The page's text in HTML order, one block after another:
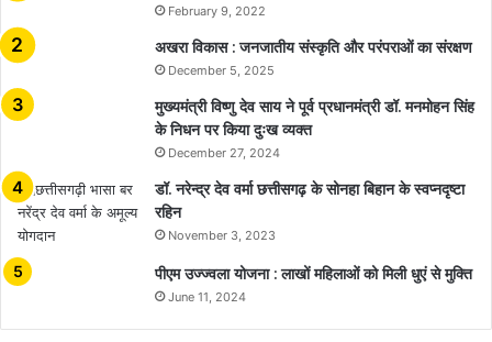
February 9, 2022
अखरा विकास : जनजातीय संस्कृति और परंपराओं का संरक्षण
December 5, 2025
मुख्यमंत्री विष्णु देव साय ने पूर्व प्रधानमंत्री डॉ. मनमोहन सिंह
के निधन पर किया दुःख व्यक्त
December 27, 2024
डॉ. नरेन्द्र देव वर्मा छत्तीसगढ़ के सोनहा बिहान के स्वप्नदृष्टा
रहिन
November 3, 2023
पीएम उज्ज्वला योजना : लाखों महिलाओं को मिली धुएं से मुक्ति
June 11, 2024